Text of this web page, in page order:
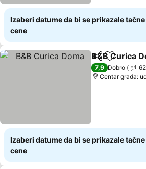
Izaberi datume da bi se prikazale tačne
cene
Deli Dodati u
B&B Curica
7,9 Dobro
Centar grada:
Izaberi datume da bi se prikazale tačne
cene